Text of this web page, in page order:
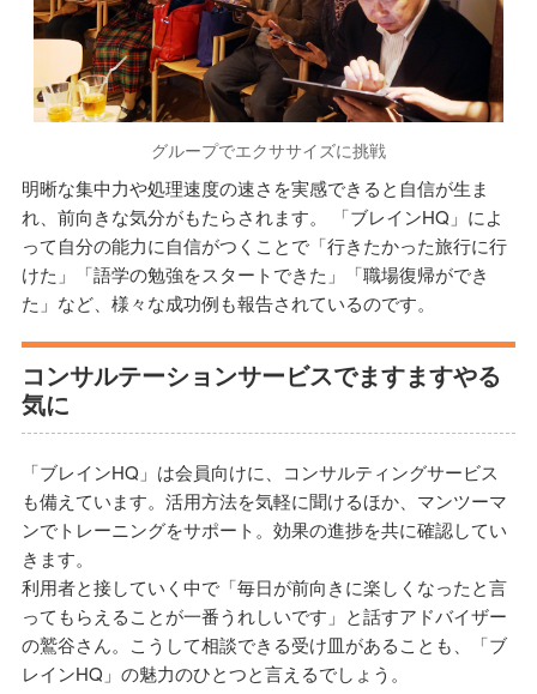
グループでエクササイズに挑戦
明晰な集中力や処理速度の速さを実感できると自信が生ま
れ、前向きな気分がもたらされます。 「ブレインHQ」によ
って自分の能力に自信がつくことで「行きたかった旅行に行
けた」「語学の勉強をスタートできた」「職場復帰ができ
た」など、様々な成功例も報告されているのです。
コンサルテーションサービスでますますやる
気に
「ブレインHQ」は会員向けに、コンサルティングサービス
も備えています。活用方法を気軽に聞けるほか、マンツーマ
ンでトレーニングをサポート。効果の進捗を共に確認してい
きます。
利用者と接していく中で「毎日が前向きに楽しくなったと言
ってもらえることが一番うれしいです」と話すアドバイザー
の鷲谷さん。こうして相談できる受け皿があることも、「ブ
レインHQ」の魅力のひとつと言えるでしょう。